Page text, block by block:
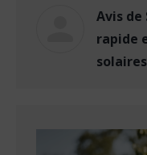
Avis de
rapide